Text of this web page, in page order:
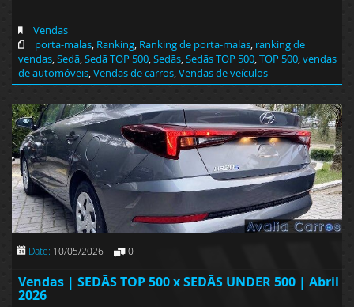
Vendas
porta-malas, Ranking, Ranking de porta-malas, ranking de
vendas,Sedã,Sedã TOP 500,Sedãs,Sedãs TOP 500,TOP 500,vendas
de automóveis,Vendas de carros,Vendas de veículos
Date: 10/05/2026 0
Vendas | SEDÃS TOP 500 x SEDÃS UNDER 500 | Abril
2026